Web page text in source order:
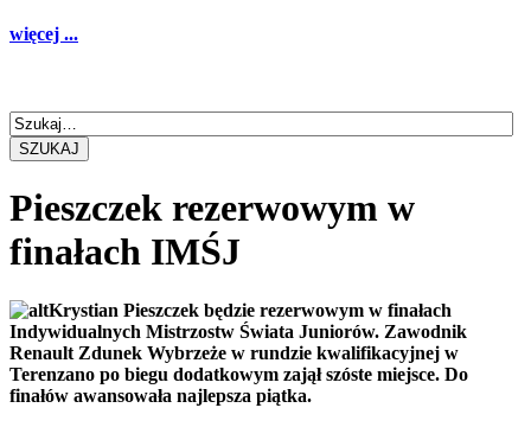
więcej ...
SZUKAJ
Pieszczek rezerwowym w
finałach IMŚJ
Krystian Pieszczek będzie rezerwowym w finałach
Indywidualnych Mistrzostw Świata Juniorów. Zawodnik
Renault Zdunek Wybrzeże w rundzie kwalifikacyjnej w
Terenzano po biegu dodatkowym zajął szóste miejsce. Do
finałów awansowała najlepsza piątka.